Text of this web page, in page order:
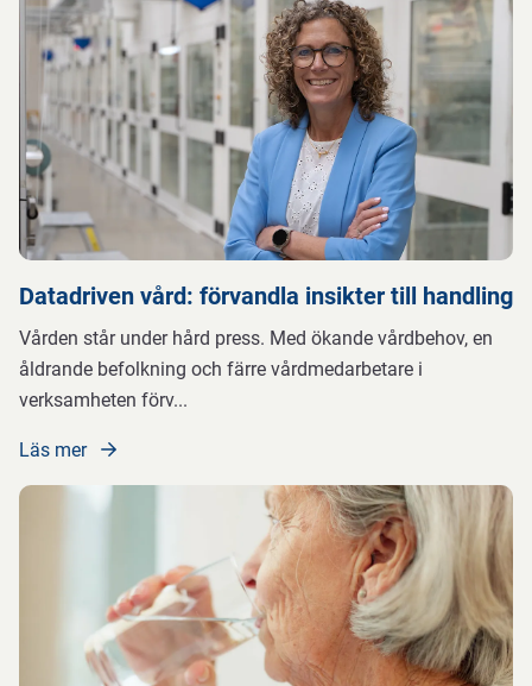
Datadriven vård: förvandla insikter till handling
Vården står under hård press. Med ökande vårdbehov, en
åldrande befolkning och färre vårdmedarbetare i
verksamheten förv...
Läs mer